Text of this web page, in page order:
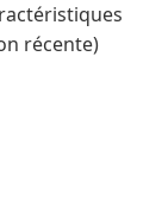
récente)